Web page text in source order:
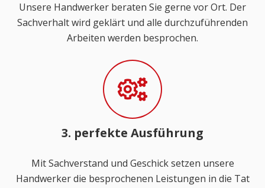
Unsere Handwerker beraten Sie gerne vor Ort. Der
Sachverhalt wird geklärt und alle durchzuführenden
Arbeiten werden besprochen.
3. perfekte Ausführung
Mit Sachverstand und Geschick setzen unsere
Handwerker die besprochenen Leistungen in die Tat